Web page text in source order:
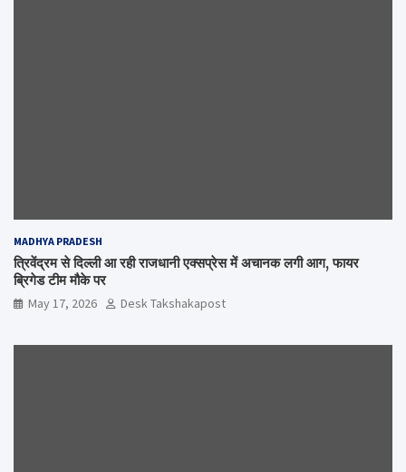
MADHYA PRADESH
त्रिवेंद्रम से दिल्ली आ रही राजधानी एक्सप्रेस में अचानक लगी आग, फायर
ब्रिगेड टीम मौके पर
May 17, 2026 Desk Takshakapost